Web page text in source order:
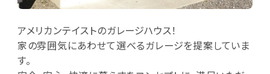
アメリカンテイストのガレージハウス！
家の雰囲気にあわせて選べるガレージを提案していま
す。